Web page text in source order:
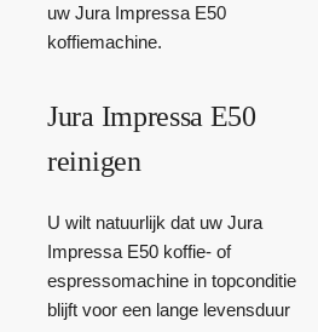
uw Jura Impressa E50
koffiemachine.
Jura Impressa E50
reinigen
U wilt natuurlijk dat uw Jura
Impressa E50 koffie- of
espressomachine in topconditie
blijft voor een lange levensduur